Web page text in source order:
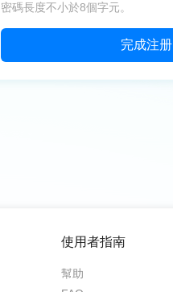
密碼長度不小於8個字元。
完成注册
使用者指南
幫助